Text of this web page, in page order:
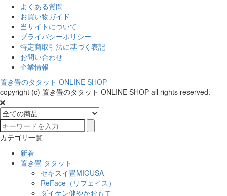
よくある質問
お買い物ガイド
当サイトについて
プライバシーポリシー
特定商取引法に基づく表記
お問い合わせ
企業情報
置き畳のタタット ONLINE SHOP
copyright (c) 置き畳のタタット ONLINE SHOP all rights reserved.
カテゴリ一覧
新着
置き畳 タタット
セキスイ畳MIGUSA
ReFace（リフェイス）
ダイケン健やかおもて